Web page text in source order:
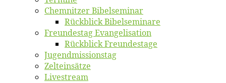
Chemnit­zer Bibelseminar
Rück­blick Bibelseminare
Freun­des­tag Evangelisation
Rück­blick Freundestage
Jugend­mis­sions­tag
Zelt­ein­sät­ze
Live­stream